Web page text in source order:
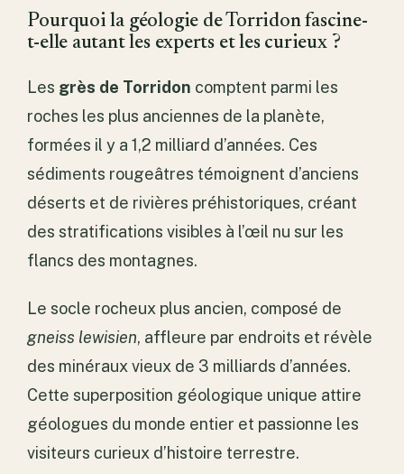
Pourquoi la géologie de Torridon fascine-
t-elle autant les experts et les curieux ?
Les grès de Torridon comptent parmi les
roches les plus anciennes de la planète,
formées il y a 1,2 milliard d’années. Ces
sédiments rougeâtres témoignent d’anciens
déserts et de rivières préhistoriques, créant
des stratifications visibles à l’œil nu sur les
flancs des montagnes.
Le socle rocheux plus ancien, composé de
gneiss lewisien, affleure par endroits et révèle
des minéraux vieux de 3 milliards d’années.
Cette superposition géologique unique attire
géologues du monde entier et passionne les
visiteurs curieux d’histoire terrestre.